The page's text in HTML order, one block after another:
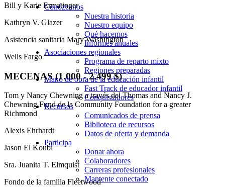
Conózcanos
Nuestra historia
Nuestro equipo
Qué hacemos
Informes anuales
Asociaciones regionales
Programa de reparto mixto
Regiones preparadas
Mano de obra de la educación infantil
Fast Track de educador infantil
Conquistadores
Recursos
Comunicados de prensa
Biblioteca de recursos
Datos de oferta y demanda
Participa
Donar ahora
Colaboradores
Carreras profesionales
Mantente conectado
Bill y Karie Ermatinger
Kathryn V. Glazer
Asistencia sanitaria Mary Washington
Wells Fargo
MECENAS (1.000 - 2.499 $)
Tom y Nancy Chewning a través del Thomas and Nancy J.
Chewning Fund de la Community Foundation for a greater
Richmond
Alexis Ehrhardt
Jason El Koubi
Sra. Juanita T. Elmquist
Fondo de la familia Fleetwood